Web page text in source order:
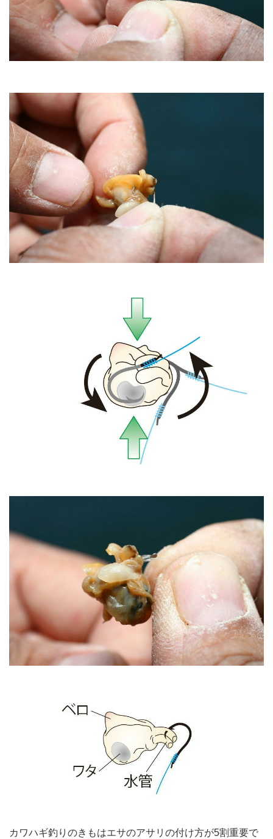
カワハギ釣りのきもはエサのアサリの付け方が5割重要で